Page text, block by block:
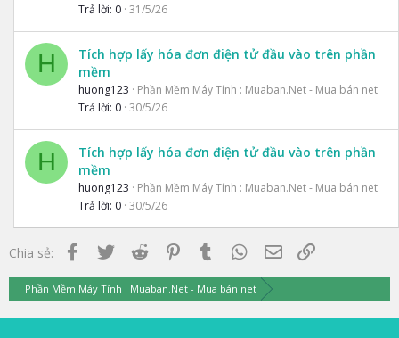
Trả lời 0 31/5/26
H
Tích hợp lấy hóa đơn điện tử đầu vào trên phần
mềm
huong123
Phần Mềm Máy Tính : Muaban.Net - Mua bán net
Trả lời 0 30/5/26
H
Tích hợp lấy hóa đơn điện tử đầu vào trên phần
mềm
huong123
Phần Mềm Máy Tính : Muaban.Net - Mua bán net
Trả lời 0 30/5/26
Chia sẻ: Facebook
Twitter Reddit PinterestTumblr WhatsApp
Email
Phần Mềm Máy Tính : Muaban.Net - Mua bán net